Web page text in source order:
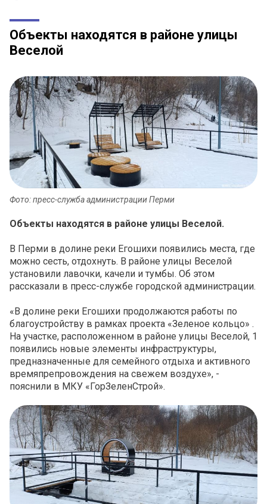
Объекты находятся в районе улицы
Веселой
Фото: пресс-служба администрации Перми
Объекты находятся в районе улицы Веселой.
В Перми в долине реки Егошихи появились места, где
можно сесть, отдохнуть. В районе улицы Веселой
установили лавочки, качели и тумбы. Об этом
рассказали в пресс-службе городской администрации.
«В долине реки Егошихи продолжаются работы по
благоустройству в рамках проекта «Зеленое кольцо» .
На участке, расположенном в районе улицы Веселой, 1
появились новые элементы инфраструктуры,
предназначенные для семейного отдыха и активного
времяпрепровождения на свежем воздухе», -
пояснили в МКУ «ГорЗеленСтрой».